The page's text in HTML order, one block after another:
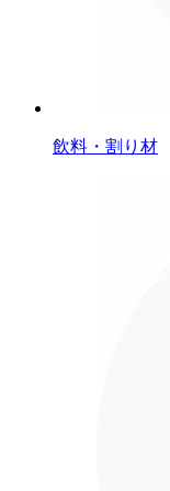
飲料・割り材